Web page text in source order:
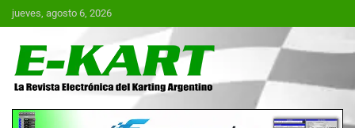
Saltar
al
jueves, agosto 6, 2026
E-Kart.com.ar | La Revista